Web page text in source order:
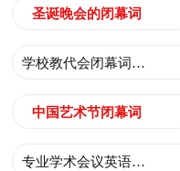
圣诞晚会的闭幕词
学校教代会闭幕词范文
中国艺术节闭幕词
专业学术会议英语闭幕词